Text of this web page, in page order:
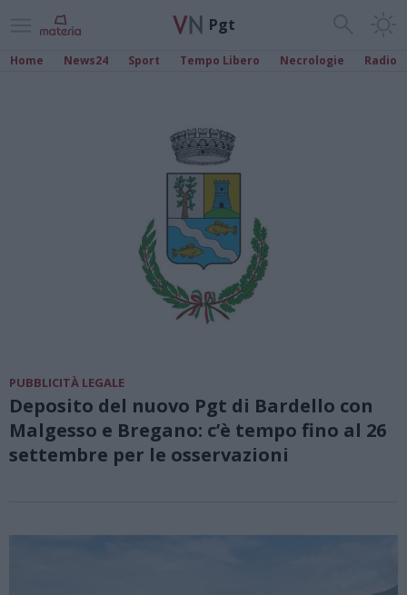
Pgt
Home News24 Sport Tempo Libero Necrologie Radio
PUBBLICITÀ LEGALE
Deposito del nuovo Pgt di Bardello con
Malgesso e Bregano: c’è tempo fino al 26
settembre per le osservazioni